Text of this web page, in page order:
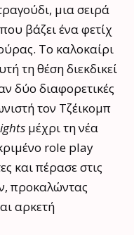
μια σειρά
βάζει ένα φετίχ
Το καλοκαίρι
τη θέση διεκδικεί
δύο διαφορετικές
τον Τζέικομπ
μέχρι τη νέα
role play
και πέρασε στις
προκαλώντας
αρκετή